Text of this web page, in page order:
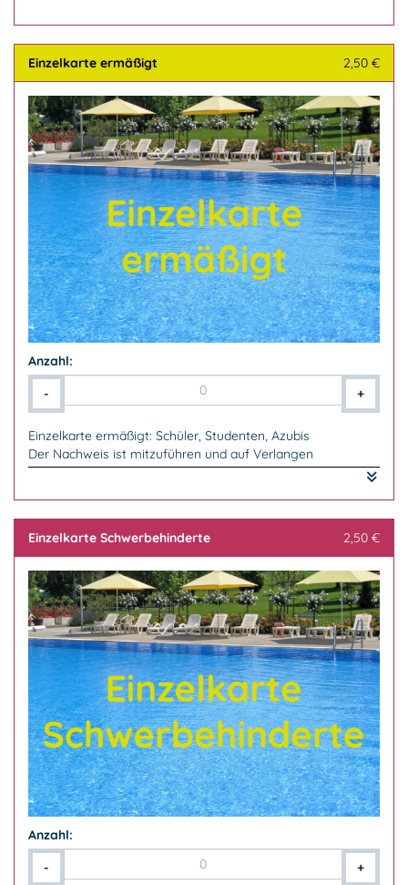
Einzelkarte ermäßigt 2,50 €
Anzahl:
-
+
Einzelkarte ermäßigt: Schüler, Studenten, Azubis
Der Nachweis ist mitzuführen und auf Verlangen
vorzuzeigen.
Einzelkarte Schwerbehinderte 2,50 €
Anzahl:
-
+